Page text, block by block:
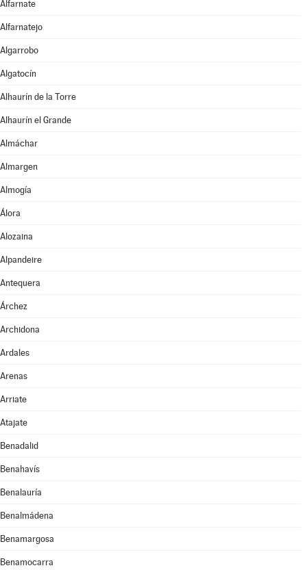
Alfarnate
Alfarnatejo
Algarrobo
Algatocín
Alhaurín de la Torre
Alhaurín el Grande
Almáchar
Almargen
Almogía
Álora
Alozaina
Alpandeire
Antequera
Árchez
Archidona
Ardales
Arenas
Arriate
Atajate
Benadalid
Benahavís
Benalauría
Benalmádena
Benamargosa
Benamocarra